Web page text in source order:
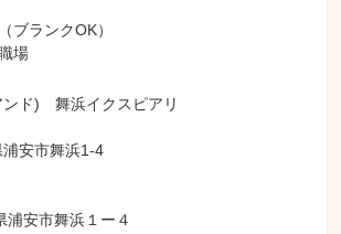
ブランクOK）
場
ド)　舞浜イクスピアリ
安市舞浜1-4
浦安市舞浜１ー４